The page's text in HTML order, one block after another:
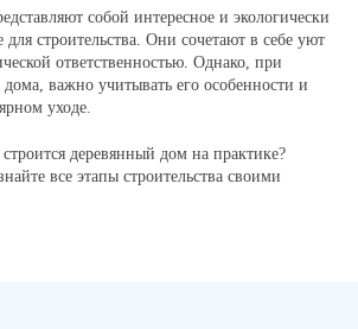
собой интересное и экологически
строительства. Они сочетают в себе уют
ответственностью. Однако, при
важно учитывать его особенности и
уходе.
деревянный дом на практике?
все этапы строительства своими